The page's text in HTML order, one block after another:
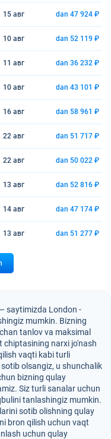
15 авг dan 47 924 ₽
10 авг dan 52 119 ₽
11 авг dan 36 232 ₽
10 авг dan 43 101 ₽
16 авг dan 58 961 ₽
22 авг dan 51 717 ₽
22 авг dan 50 022 ₽
13 авг dan 52 816 ₽
14 авг dan 47 174 ₽
13 авг dan 51 277 ₽
saytimizda London -
mumkin. Bizning
tanlov va maksimal
chiptasining narxi jo'nash
vaqti kabi turli
olsangiz, u shunchalik
bizning qulay
Siz turli sanalar uchun
tanlashingiz mumkin.
sotib olishning qulay
bron qilish uchun vaqt
uchun qulay